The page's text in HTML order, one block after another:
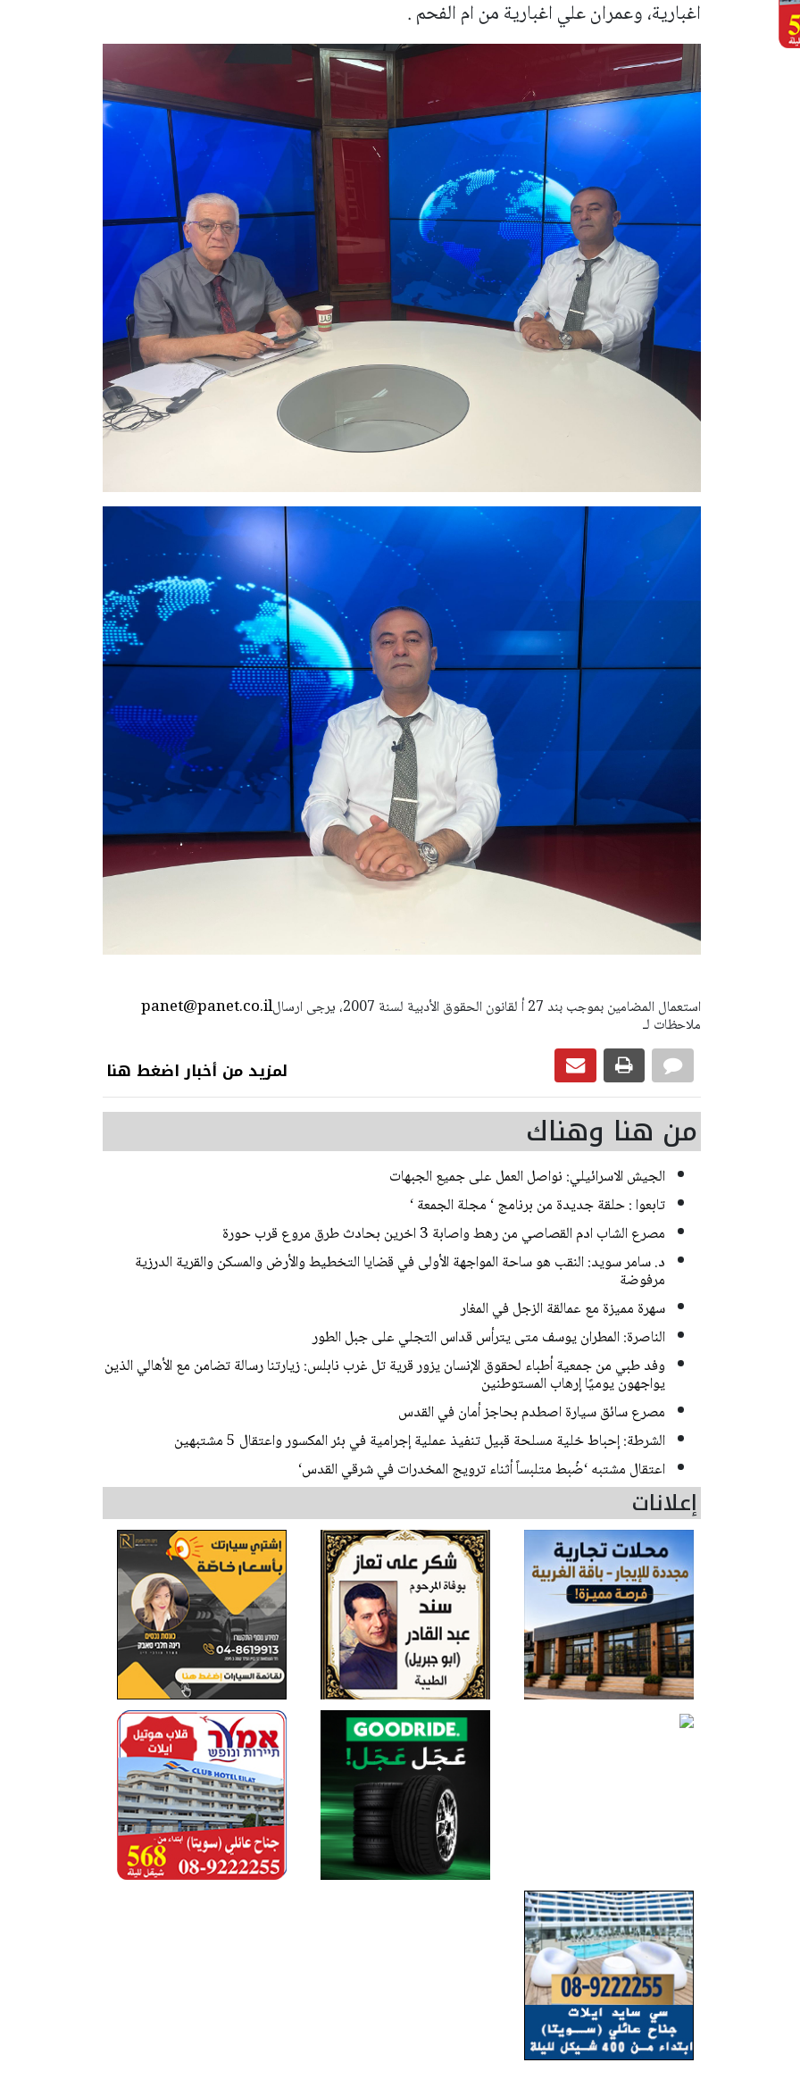
اغبارية، وعمران علي اغبارية من ام الفحم .
panet@panet.co.ilاستعمال المضامين بموجب بند 27 أ لقانون الحقوق الأدبية لسنة 2007، يرجى ارسال
ملاحظات لـ
لمزيد من أخبار اضغط هنا
من هنا وهناك
الجيش الاسرائيلي: نواصل العمل على جميع الجبهات
تابعوا : حلقة جديدة من برنامج ‘ مجلة الجمعة ‘
مصرع الشاب ادم القصاصي من رهط واصابة 3 اخرين بحادث طرق مروع قرب حورة
د. سامر سويد: النقب هو ساحة المواجهة الأولى في قضايا التخطيط والأرض والمسكن والقرية الدرزية
مرفوضة
سهرة مميزة مع عمالقة الزجل في المغار
الناصرة: المطران يوسف متى يترأس قداس التجلي على جبل الطور
وفد طبي من جمعية أطباء لحقوق الإنسان يزور قرية تل غرب نابلس: زيارتنا رسالة تضامن مع الأهالي الذين
يواجهون يوميًا إرهاب المستوطنين
مصرع سائق سيارة اصطدم بحاجز أمان في القدس
الشرطة: إحباط خلية مسلحة قبيل تنفيذ عملية إجرامية في بئر المكسور واعتقال 5 مشتبهين
اعتقال مشتبه ‘ضُبط متلبساً أثناء ترويج المخدرات في شرقي القدس‘
إعلانات